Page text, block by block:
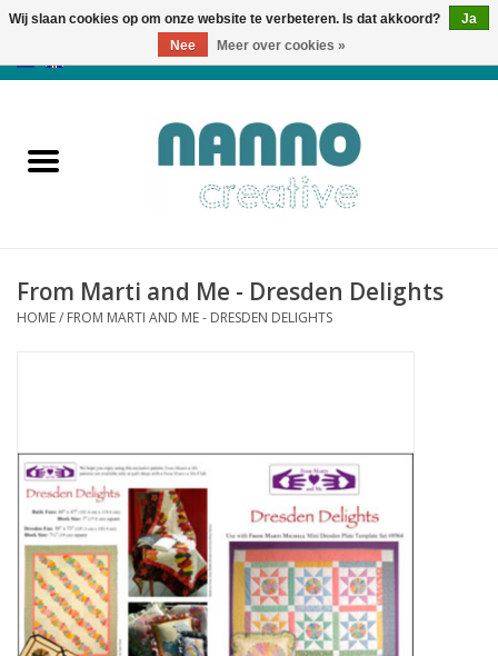
Producten
Nieuws
Laatste Kans
Cadeaubonnen
Nanno Blog
From Marti and Me - Dresden Delights
HOME/ FROM MARTI AND ME - DRESDEN DELIGHTS
Wij slaan cookies op om onze website te verbeteren. Is dat akkoord?
Ja
Nee
Meer over cookies »